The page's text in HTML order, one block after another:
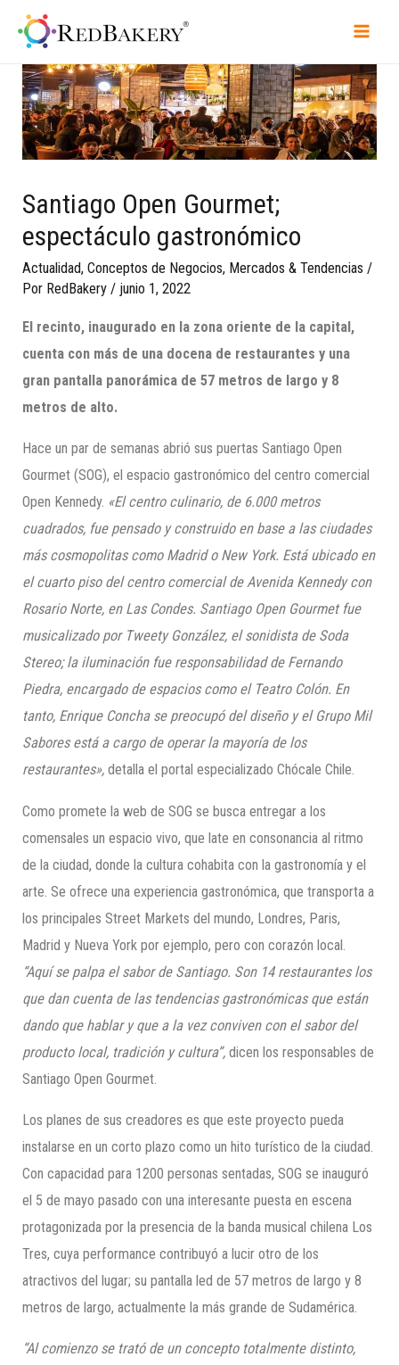
Santiago Open Gourmet;
espectáculo gastronómico
Actualidad,Conceptos de Negocios, Mercados & Tendencias /
Por RedBakery / junio 1, 2022
El recinto, inaugurado en la zona oriente de la capital,
cuenta con más de una docena de restaurantes y una
gran pantalla panorámica de 57 metros de largo y 8
metros de alto.
Hace un par de semanas abrió sus puertas Santiago Open
Gourmet (SOG), el espacio gastronómico del centro comercial
Open Kennedy. «El centro culinario, de 6.000 metros
cuadrados, fue pensado y construido en base a las ciudades
más cosmopolitas como Madrid o New York. Está ubicado en
el cuarto piso del centro comercial de Avenida Kennedy con
Rosario Norte, en Las Condes. Santiago Open Gourmet fue
musicalizado por Tweety González, el sonidista de Soda
Stereo; la iluminación fue responsabilidad de Fernando
Piedra, encargado de espacios como el Teatro Colón. En
tanto, Enrique Concha se preocupó del diseño y el Grupo Mil
Sabores está a cargo de operar la mayoría de los
restaurantes», detalla el portal especializado Chócale Chile.
Como promete la web de SOG se busca entregar a los
comensales un espacio vivo, que late en consonancia al ritmo
de la ciudad, donde la cultura cohabita con la gastronomía y el
arte. Se ofrece una experiencia gastronómica, que transporta a
los principales Street Markets del mundo, Londres, Paris,
Madrid y Nueva York por ejemplo, pero con corazón local.
“Aquí se palpa el sabor de Santiago. Son 14 restaurantes los
que dan cuenta de las tendencias gastronómicas que están
dando que hablar y que a la vez conviven con el sabor del
producto local, tradición y cultura”, dicen los responsables de
Santiago Open Gourmet.
Los planes de sus creadores es que este proyecto pueda
instalarse en un corto plazo como un hito turístico de la ciudad.
Con capacidad para 1200 personas sentadas, SOG se inauguró
el 5 de mayo pasado con una interesante puesta en escena
protagonizada por la presencia de la banda musical chilena Los
Tres, cuya performance contribuyó a lucir otro de los
atractivos del lugar; su pantalla led de 57 metros de largo y 8
metros de largo, actualmente la más grande de Sudamérica.
“Al comienzo se trató de un concepto totalmente distinto,